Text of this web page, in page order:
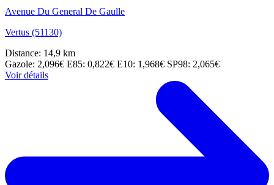
Avenue Du General De Gaulle
Vertus (51130)
Distance: 14,9 km
Gazole: 2,096€ E85: 0,822€ E10: 1,968€ SP98: 2,065€
Voir détails